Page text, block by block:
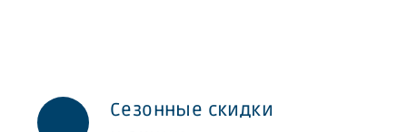
Сезонные скидки